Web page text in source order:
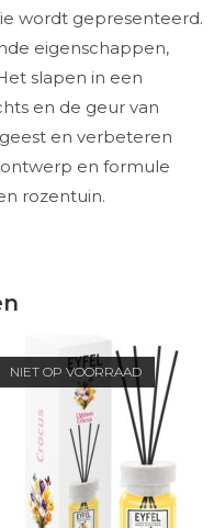
wordt gepresenteerd.
eigenschappen,
slapen in een
en de geur van
en verbeteren
en formule
rozentuin.
NIET OP VOORRAAD